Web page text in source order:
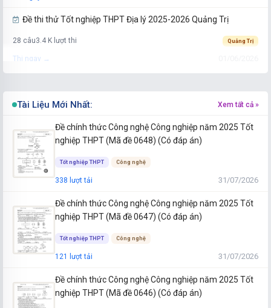
Đề thi thử Tốt nghiệp THPT Địa lý 2025-2026 Quảng Trị
28 câu3.4 K lượt thi Quảng Trị
Thi ngay →
28 câu 5.4 K lượt thi Gia Lai
01/06/2026
Đề thi thử Tốt nghiệp THPT Địa lý 2025-2026 Đắk Lắk
28 câu5 K lượt thi
01/06/2026
Đề thi thử Tốt nghiệp THPT Địa lý 2025-2026 Vĩnh Long
28 câu1.6 K lượt thi
Thi ngay →
Tài Liệu Mới Nhất: Xem tất cả »
Đề chính thức Công nghệ Công nghiệp năm 2025 Tốt
nghiệp THPT (Mã đề 0648) (Có đáp án)
Tốt nghiệp THPT Công nghệ
338 lượt tải 31/07/2026
Đề chính thức Công nghệ Công nghiệp năm 2025 Tốt
nghiệp THPT (Mã đề 0647) (Có đáp án)
Tốt nghiệp THPT Công nghệ
121 lượt tải 31/07/2026
Đề chính thức Công nghệ Công nghiệp năm 2025 Tốt
nghiệp THPT (Mã đề 0646) (Có đáp án)